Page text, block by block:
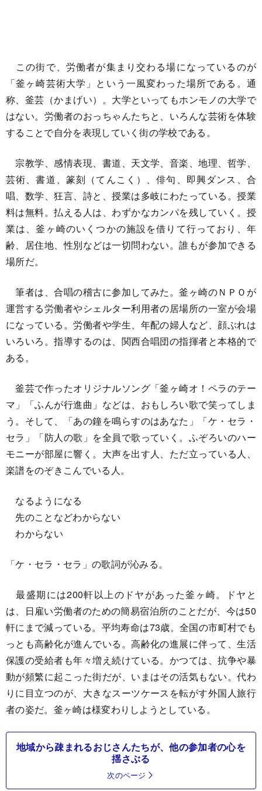
この街で、労働者が集まり交わる場になっているのが
「釜ヶ崎芸術大学」という一風変わった場所である。通
称、釜芸（かまげい）。大学といってもホンモノの大学で
はない。労働者のおっちゃんたちと、いろんな芸術を体験
することで自分を表現していく街の学校である。
宗教学、感情表現、書道、天文学、音楽、地理、哲学、
芸術、書道、篆刻（てんこく）、俳句、即興ダンス、合
唱、数学、狂言、詩と、授業は多岐にわたっている。授業
料は無料。払える人は、わずかなカンパを残していく。授
業は、釜ヶ崎のいくつかの施設を借りて行っており、年
齢、居住地、性別などは一切問わない。誰もが参加できる
場所だ。
筆者は、合唱の稽古に参加してみた。釜ヶ崎のＮＰＯが
運営する労働者やシェルター利用者の居場所の一室が会場
になっている。労働者や学生、年配の婦人など、顔ぶれは
いろいろ。指導するのは、関西合唱団の指揮者と本格的で
ある。
釜芸で作ったオリジナルソング「釜ヶ崎オ！ペラのテー
マ」「ふんが行進曲」などは、おもしろい歌で笑ってしま
う。そして、「あの鐘を鳴らすのはあなた」「ケ・セラ・
セラ」「防人の歌」を全員で歌っていく。ふぞろいのハー
モニーが部屋に響く。大声を出す人、ただ立っている人、
楽譜をのぞきこんでいる人。
なるようになる
先のことなどわからない
わからない
「ケ・セラ・セラ」の歌詞が沁みる。
最盛期には200軒以上のドヤがあった釜ヶ崎。ドヤと
は、日雇い労働者のための簡易宿泊所のことだが、今は50
軒にまで減っている。平均寿命は73歳。全国の市町村でも
っとも高齢化が進んでいる。高齢化の進展に伴って、生活
保護の受給者も年々増え続けている。かつては、抗争や暴
動が頻繁に起こった街だが、いまはその活気もない。代わ
りに目立つのが、大きなスーツケースを転がす外国人旅行
者の姿だ。釜ヶ崎は様変わりしようとしている。
地域から疎まれるおじさんたちが、他の参加者の心を
揺さぶる
次のページ